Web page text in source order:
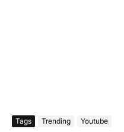
Tags Trending Youtube